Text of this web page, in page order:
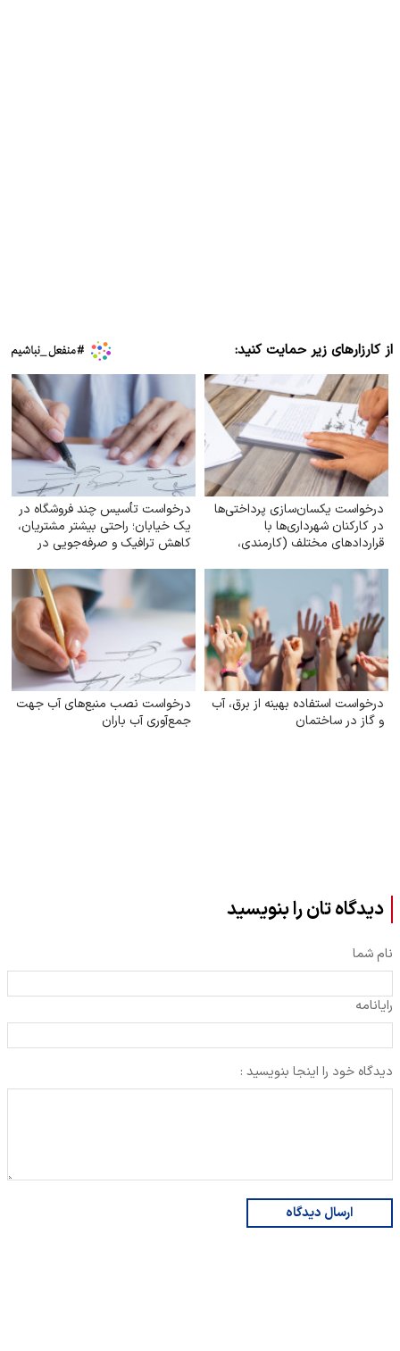
از کارزارهای زیر حمایت کنید:
درخواست یکسان‌سازی پرداختی‌ها
در کارکنان شهرداری‌ها با
قراردادهای مختلف (کارمندی،
درخواست تأسیس چند فروشگاه در
یک خیابان؛ راحتی بیشتر مشتریان،
کاهش ترافیک و صرفه‌جویی در
درخواست استفاده بهینه از برق، آب
و گاز در ساختمان
درخواست نصب منبع‌های آب جهت
جمع‌آوری آب باران
دیدگاه تان را بنویسید
نام شما
رایانامه
دیدگاه خود را اینجا بنویسید :
ارسال دیدگاه